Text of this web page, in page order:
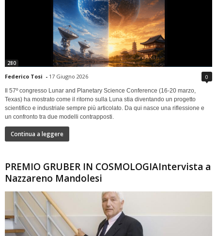
280
Federico Tosi - 17 Giugno 2026 0
Il 57º congresso Lunar and Planetary Science Conference (16-20 marzo,
Texas) ha mostrato come il ritorno sulla Luna stia diventando un progetto
scientifico e industriale sempre più articolato. Da qui nasce una riflessione e
un confronto tra due modelli contrapposti.
Continua a leggere
PREMIO GRUBER IN COSMOLOGIAIntervista a
Nazzareno Mandolesi